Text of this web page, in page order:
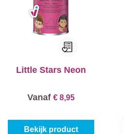
Little Stars Neon
Vanaf € 8,95
Bekijk product